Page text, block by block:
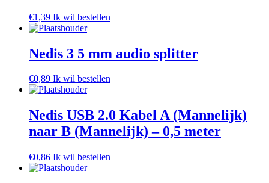
€1,39 Ik wil bestellen
Nedis 3 5 mm audio splitter
€0,89 Ik wil bestellen
Nedis USB 2.0 Kabel A (Mannelijk)
naar B (Mannelijk) – 0,5 meter
€0,86 Ik wil bestellen